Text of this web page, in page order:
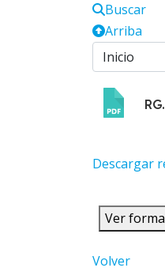
Buscar
Arriba
Descargar
Ver
Volver